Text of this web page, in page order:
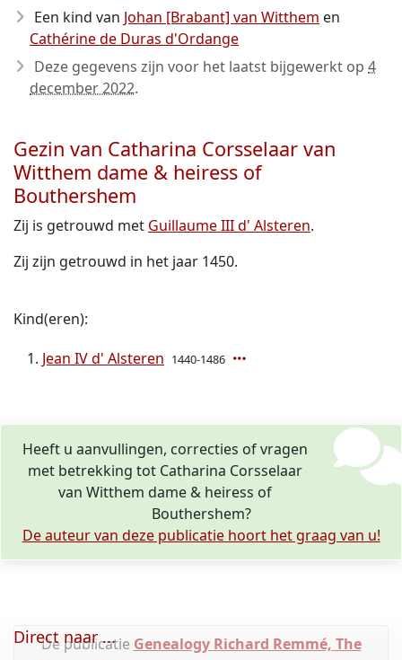
Een kind van Johan [Brabant] van Witthem en
Cathérine de Duras d'Ordange
Deze gegevens zijn voor het laatst bijgewerkt op 4
december 2022.
Gezin van Catharina Corsselaar van
Witthem dame & heiress of
Bouthershem
Zij is getrouwd met Guillaume III d' Alsteren.
Zij zijn getrouwd in het jaar 1450.
Kind(eren):
Jean IV d' Alsteren 1440-1486
Heeft u aanvullingen, correcties of vragen
met betrekking tot Catharina Corsselaar
van Witthem dame & heiress of
Bouthershem?
De auteur van deze publicatie hoort het graag van u!
De publicatie Genealogy Richard Remmé, The
Direct naar ...